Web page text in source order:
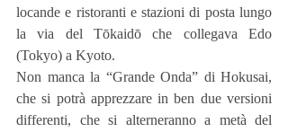
locande e ristoranti e stazioni di posta lungo
la via del Tōkaidō che collegava Edo
(Tokyo) a Kyoto.
Non manca la “Grande Onda” di Hokusai,
che si potrà apprezzare in ben due versioni
differenti, che si alterneranno a metà del